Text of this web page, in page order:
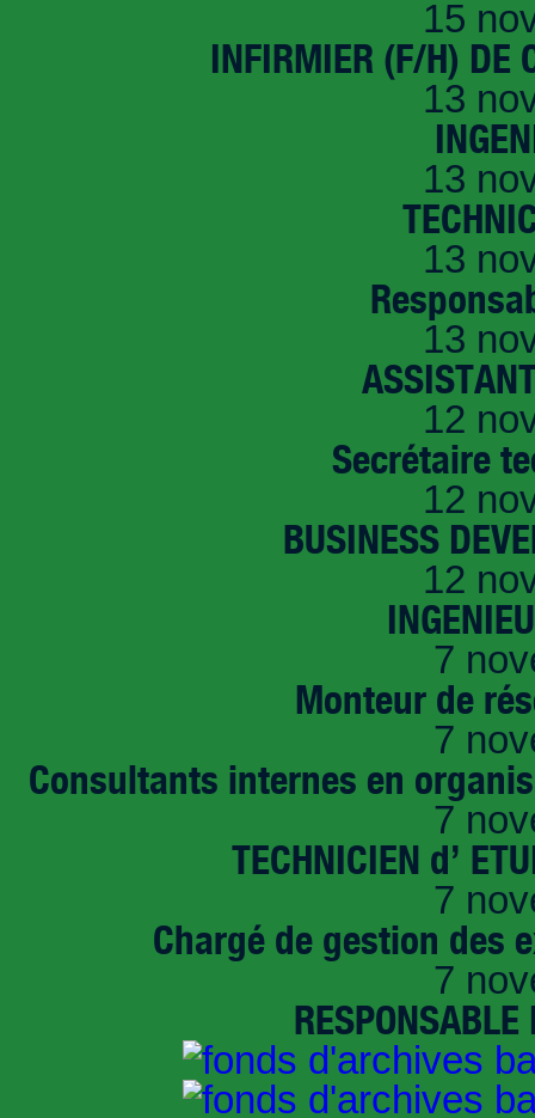
15
INFIRMIER (F/H) DE
13
13
13
13
12
Secrétaire
12
BUSINESS
12
7
Monteur de
7
Consultants internes en
7
TECHNICIEN d’
7
Chargé de gestion des
7